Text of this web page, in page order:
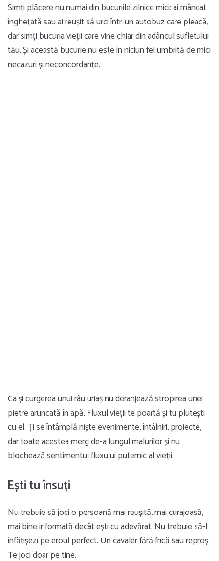
Simți plăcere nu numai din bucuriile zilnice mici: ai mâncat
înghețată sau ai reușit să urci într-un autobuz care pleacă,
dar simți bucuria vieții care vine chiar din adâncul sufletului
tău. Și această bucurie nu este în niciun fel umbrită de mici
necazuri și neconcordanțe.
Ca și curgerea unui râu uriaș nu deranjează stropirea unei
pietre aruncată în apă. Fluxul vieții te poartă și tu plutești
cu el. Ți se întâmplă niște evenimente, întâlniri, proiecte,
dar toate acestea merg de-a lungul malurilor și nu
blochează sentimentul fluxului puternic al vieții.
Ești tu însuți
Nu trebuie să joci o persoană mai reușită, mai curajoasă,
mai bine informată decât ești cu adevărat. Nu trebuie să-l
înfățișezi pe eroul perfect. Un cavaler fără frică sau reproș.
Te joci doar pe tine.